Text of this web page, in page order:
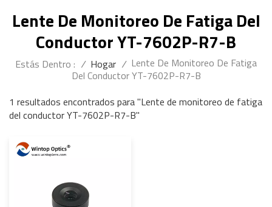
Lente De Monitoreo De Fatiga Del
Conductor YT-7602P-R7-B
Estás Dentro : / Hogar / Lente De Monitoreo De Fatiga
Del Conductor YT-7602P-R7-B
1 resultados encontrados para "Lente de monitoreo de fatiga
del conductor YT-7602P-R7-B"